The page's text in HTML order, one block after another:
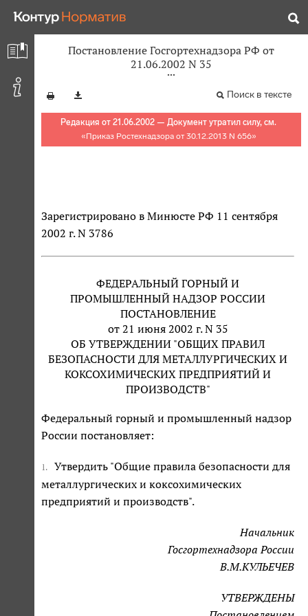
Постановление Госгортехнадзора РФ от
21.06.2002 N 35
Поиск в тексте
Редакция от 21.06.2002 — Документ утратил силу, см.
«Приказ Ростехнадзора от 30.12.2013 N 656»
Зарегистрировано в Минюсте РФ 11 сентября
2002 г. N 3786
ФЕДЕРАЛЬНЫЙ ГОРНЫЙ И
ПРОМЫШЛЕННЫЙ НАДЗОР РОССИИ
ПОСТАНОВЛЕНИЕ
от 21 июня 2002 г. N 35
ОБ УТВЕРЖДЕНИИ "ОБЩИХ ПРАВИЛ
БЕЗОПАСНОСТИ ДЛЯ МЕТАЛЛУРГИЧЕСКИХ И
КОКСОХИМИЧЕСКИХ ПРЕДПРИЯТИЙ И
ПРОИЗВОДСТВ"
Федеральный горный и промышленный надзор
России постановляет:
1.
Утвердить "Общие правила безопасности для
металлургических и коксохимических
предприятий и производств".
Начальник
Госгортехнадзора России
В.М.КУЛЬЕЧЕВ
УТВЕРЖДЕНЫ